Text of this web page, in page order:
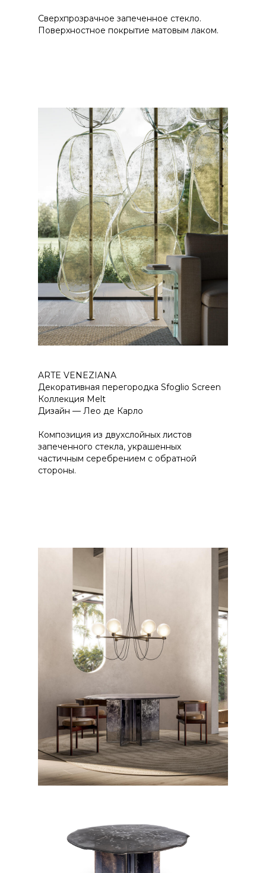
Сверхпрозрачное запеченное стекло.
Поверхностное покрытие матовым лаком.
ARTE VENEZIANA
Декоративная перегородка Sfoglio Screen
Коллекция Melt
Дизайн — Лео де Карло
Композиция из двухслойных листов
запеченного стекла, украшенных
частичным серебрением с обратной
стороны.